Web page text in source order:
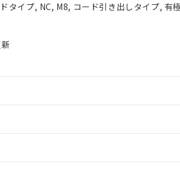
イプ, NC, M8, コード引き出しタイプ, 有